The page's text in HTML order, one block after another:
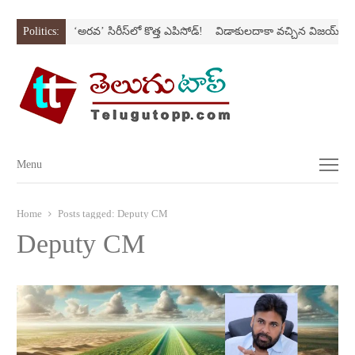
Politics:
SONస్ట్రోక్‌ ‘అర‌వ’ సిరీస్‌లో కొత్త ఎపిసోడ్‌! విడాకులదాకా వచ్చిన విజయ్‌
Menu
Menu
Home Posts tagged: Deputy CM
Deputy CM